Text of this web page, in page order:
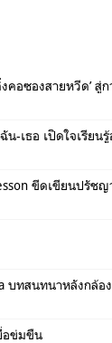
บทสนทนาหลังกล้อง
อข่มขืน